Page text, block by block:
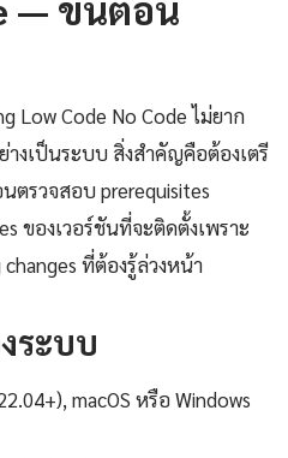
Low Code No Code ไม่ยาก
งเป็นระบบ สิ่งสำคัญคือต้องเตรี
ตรวจสอบ prerequisites
ของเวอร์ชันที่จะติดตั้งเพราะ
ที่ต้องรู้ล่วงหน้า
ระบบ
macOS หรือ Windows